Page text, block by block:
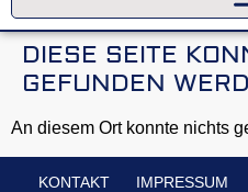
DIESE SEITE
GEFUNDEN
An diesem Ort konnte nichts
KONTAKT IMPRESSUM